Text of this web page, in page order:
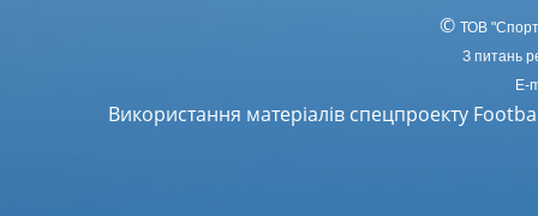
© ТОВ
З питань
E-
Використання матеріалів спецпроекту